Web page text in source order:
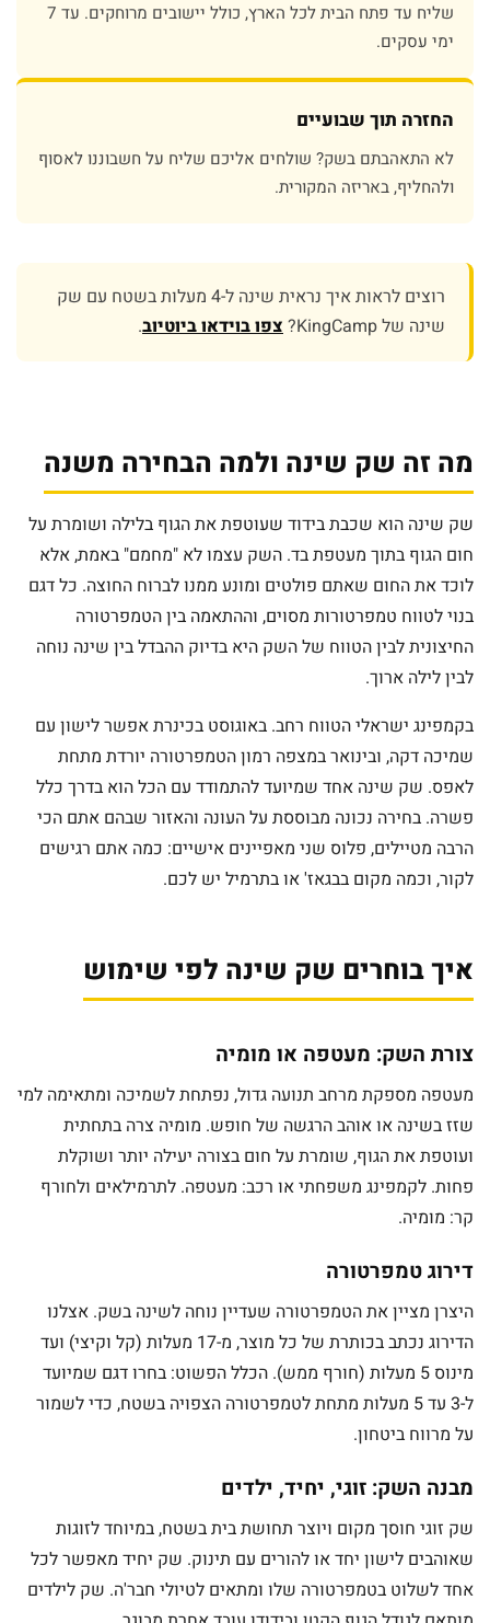
שליח עד פתח הבית לכל הארץ, כולל יישובים מרוחקים. עד 7
ימי עסקים.
החזרה תוך שבועיים
לא התאהבתם בשק? שולחים אליכם שליח על חשבוננו לאסוף
ולהחליף, באריזה המקורית.
רוצים לראות איך נראית שינה ל-4 מעלות בשטח עם שק
שינה של KingCamp?
צפו בוידאו ביוטיוב.
מה זה שק שינה ולמה הבחירה משנה
שק שינה הוא שכבת בידוד שעוטפת את הגוף בלילה ושומרת על
חום הגוף בתוך מעטפת בד. השק עצמו לא "מחמם" באמת, אלא
לוכד את החום שאתם פולטים ומונע ממנו לברוח החוצה. כל דגם
בנוי לטווח טמפרטורות מסוים, וההתאמה בין הטמפרטורה
החיצונית לבין הטווח של השק היא בדיוק ההבדל בין שינה נוחה
לבין לילה ארוך.
בקמפינג ישראלי הטווח רחב. באוגוסט בכינרת אפשר לישון עם
שמיכה דקה, ובינואר במצפה רמון הטמפרטורה יורדת מתחת
לאפס. שק שינה אחד שמיועד להתמודד עם הכל הוא בדרך כלל
פשרה. בחירה נכונה מבוססת על העונה והאזור שבהם אתם הכי
הרבה מטיילים, פלוס שני מאפיינים אישיים: כמה אתם רגישים
לקור, וכמה מקום בבגאז' או בתרמיל יש לכם.
איך בוחרים שק שינה לפי שימוש
צורת השק: מעטפה או מומיה
מעטפה מספקת מרחב תנועה גדול, נפתחת לשמיכה ומתאימה למי
שזז בשינה או אוהב הרגשה של חופש. מומיה צרה בתחתית
ועוטפת את הגוף, שומרת על חום בצורה יעילה יותר ושוקלת
פחות. לקמפינג משפחתי או רכב: מעטפה. לתרמילאים ולחורף
קר: מומיה.
דירוג טמפרטורה
היצרן מציין את הטמפרטורה שעדיין נוחה לשינה בשק. אצלנו
הדירוג נכתב בכותרת של כל מוצר, מ-17 מעלות (קל וקיצי) ועד
מינוס 5 מעלות (חורף ממש). הכלל הפשוט: בחרו דגם שמיועד
ל-3 עד 5 מעלות מתחת לטמפרטורה הצפויה בשטח, כדי לשמור
על מרווח ביטחון.
מבנה השק: זוגי, יחיד, ילדים
שק זוגי חוסך מקום ויוצר תחושת בית בשטח, במיוחד לזוגות
שאוהבים לישון יחד או להורים עם תינוק. שק יחיד מאפשר לכל
אחד לשלוט בטמפרטורה שלו ומתאים לטיולי חבר'ה. שק לילדים